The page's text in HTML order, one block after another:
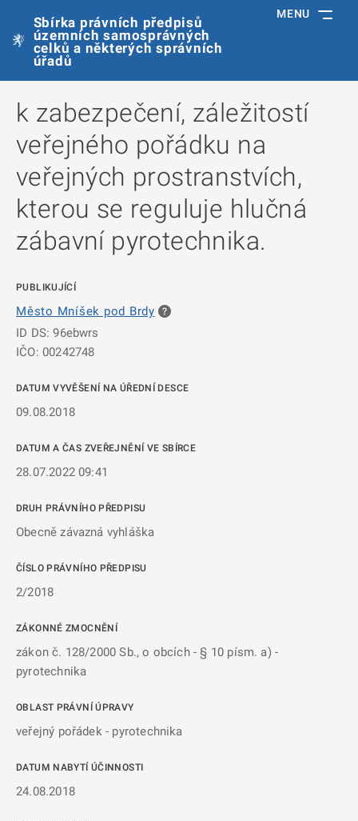
Sbírka právních předpisů
územních samosprávných
celků a některých správních
úřadů
MENU
k zabezpečení, záležitostí
veřejného pořádku na
veřejných prostranstvích,
kterou se reguluje hlučná
zábavní pyrotechnika.
PUBLIKUJÍCÍ
Město Mníšek pod Brdy
ID DS: 96ebwrs
IČO: 00242748
DATUM VYVĚŠENÍ NA ÚŘEDNÍ DESCE
09.08.2018
DATUM A ČAS ZVEŘEJNĚNÍ VE SBÍRCE
28.07.2022 09:41
DRUH PRÁVNÍHO PŘEDPISU
Obecně závazná vyhláška
ČÍSLO PRÁVNÍHO PŘEDPISU
2/2018
ZÁKONNÉ ZMOCNĚNÍ
zákon č. 128/2000 Sb., o obcích - § 10 písm. a) -
pyrotechnika
OBLAST PRÁVNÍ ÚPRAVY
veřejný pořádek - pyrotechnika
DATUM NABYTÍ ÚČINNOSTI
24.08.2018